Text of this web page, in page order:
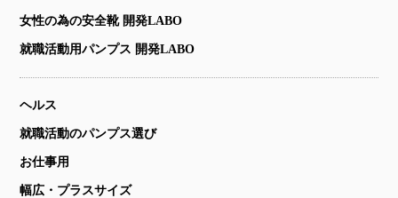
女性の為の安全靴 開発LABO
就職活動用パンプス 開発LABO
ヘルス
就職活動のパンプス選び
お仕事用
幅広・プラスサイズ